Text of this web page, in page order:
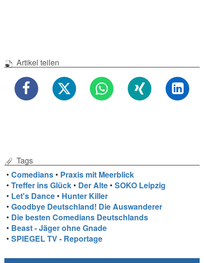
Artikel teilen
Tags
•Comedians • Praxis mit Meerblick
•Treffer ins Glück • Der Alte •SOKO Leipzig
• Let's Dance • Hunter Killer
•Goodbye Deutschland! Die Auswanderer
• Die besten Comedians Deutschlands
• Beast - Jäger ohne Gnade
•SPIEGEL TV - Reportage